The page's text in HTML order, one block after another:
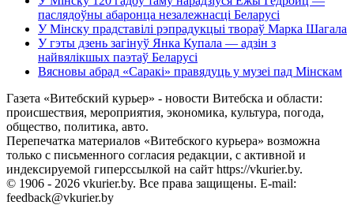
паслядоўны абаронца незалежнасці Беларусі
У Мінску прадставілі рэпрадукцыі твораў Марка Шагала
У гэты дзень загінуў Янка Купала — адзін з
найвялікшых паэтаў Беларусі
Вясновы абрад «Саракі» правядуць у музеі пад Мінскам
Газета «Витебский курьер» - новости Витебска и области:
происшествия, мероприятия, экономика, культура, погода,
общество, политика, авто.
Перепечатка материалов «Витебского курьера» возможна
только с письменного согласия редакции, с активной и
индексируемой гиперссылкой на сайт https://vkurier.by.
© 1906 - 2026 vkurier.by. Все права защищены. E-mail:
feedback@vkurier.by